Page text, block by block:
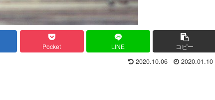
Pocket LINE コピー
2020.10.06 2020.01.10